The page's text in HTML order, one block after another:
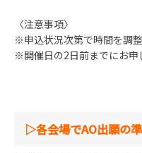
〈注意事項〉
※申込状況次第で時間を調
※開催日の2日前までにお申
▷各会場でAO出願の